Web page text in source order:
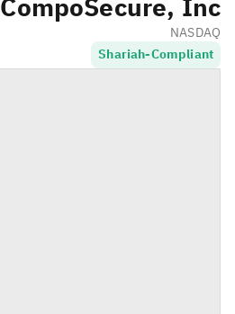
CompoSecure, Inc.
NASDAQ
Shariah-Compliant